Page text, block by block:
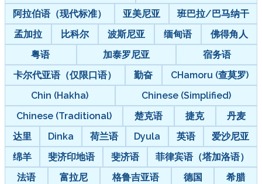
阿拉伯语（现代标准）
亚美尼亚
班巴拉/巴马纳干
孟加拉
比科尔 波斯尼亚 缅甸语
佛得角人
粤语
加泰罗尼亚
宿务语
卡尔代亚语（仅限口语）
勤奋
CHamoru (查莫罗)
Chin (Hakha)
Chinese (Simplified)
Chinese (Traditional)
楚克语 捷克
丹麦
达里
Dinka 荷兰语 Dyula 英语
爱沙尼亚
绵羊
斐济印地语 斐济语
菲律宾语（塔加洛语）
法语
富拉尼 格鲁吉亚语 德国
希腊